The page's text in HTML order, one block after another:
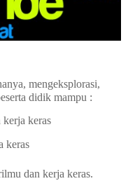
mengeksplorasi,
didik mampu :
kerja keras
keras
dan kerja keras.